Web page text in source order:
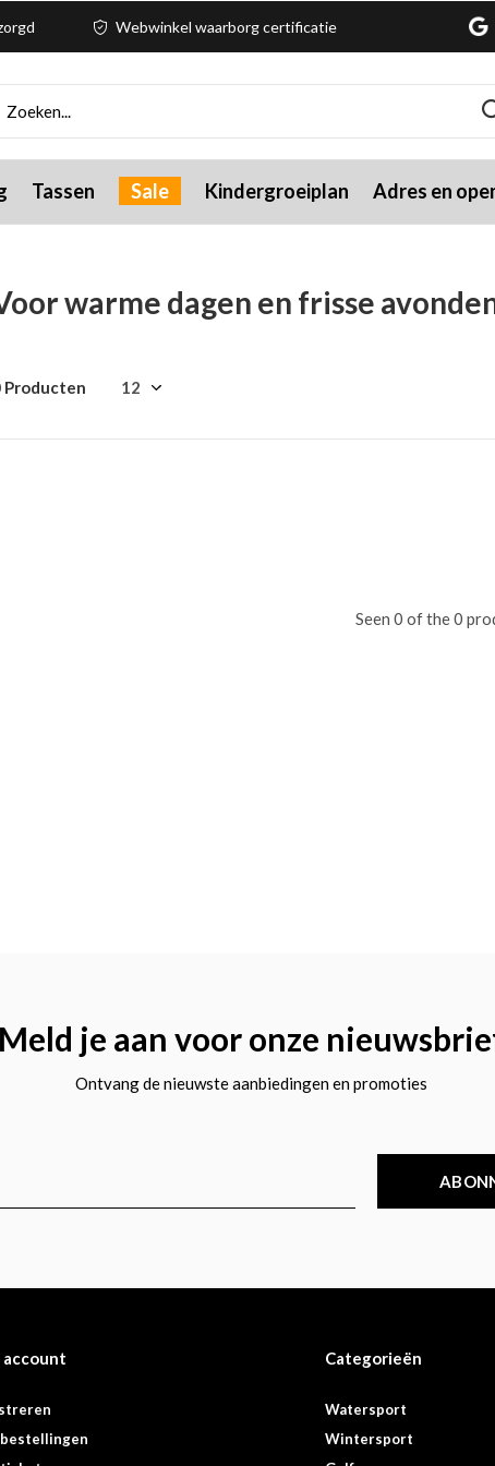
Tassen Sale Kindergroeiplan Adres en
Webwinkel waarborg certificatie
warme dagen en frisse
Producten
Seen 0 of the 0
Meld je aan voor onze
Ontvang de nieuwste aanbiedingen en promoties
account Categorieën
Watersport
Wintersport